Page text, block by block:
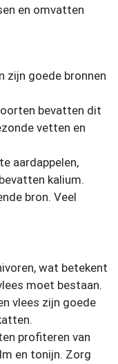
en omvatten
zijn goede bronnen
bevatten dit
vetten en
aardappelen,
kalium.
bron. Veel
wat betekent
moet bestaan.
vlees zijn goede
profiteren van
en tonijn. Zorg